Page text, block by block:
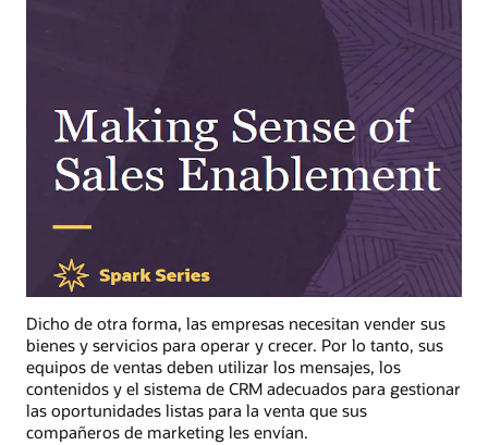
Dicho de otra forma, las empresas necesitan vender sus
bienes y servicios para operar y crecer. Por lo tanto, sus
equipos de ventas deben utilizar los mensajes, los
contenidos y el sistema de CRM adecuados para gestionar
las oportunidades listas para la venta que sus
compañeros de marketing les envían.